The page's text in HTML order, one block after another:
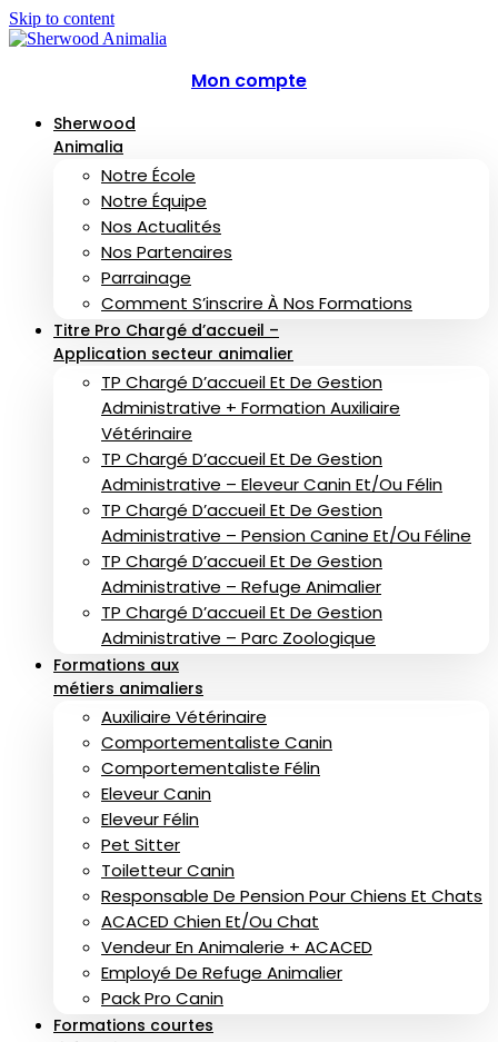
Skip to content
Mon compte
Sherwood
Animalia
Notre École
Notre Équipe
Nos Actualités
Nos Partenaires
Parrainage
Comment S’inscrire À Nos Formations
Titre Pro Chargé d’accueil –
Application secteur animalier
TP Chargé D’accueil Et De Gestion
Administrative + Formation Auxiliaire
Vétérinaire
TP Chargé D’accueil Et De Gestion
Administrative – Eleveur Canin Et/ou Félin
TP Chargé D’accueil Et De Gestion
Administrative – Pension Canine Et/ou Féline
TP Chargé D’accueil Et De Gestion
Administrative – Refuge Animalier
TP Chargé D’accueil Et De Gestion
Administrative – Parc Zoologique
Formations aux
métiers animaliers
Auxiliaire Vétérinaire
Comportementaliste Canin
Comportementaliste Félin
Eleveur Canin
Eleveur Félin
Pet Sitter
Toiletteur Canin
Responsable De Pension Pour Chiens Et Chats
ACACED Chien Et/ou Chat
Vendeur En Animalerie + ACACED
Employé De Refuge Animalier
Pack Pro Canin
Formations courtes